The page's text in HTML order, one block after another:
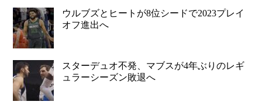
ウルブズとヒートが8位シードで2023プレイ
オフ進出へ
スターデュオ不発、マブスが4年ぶりのレギ
ュラーシーズン敗退へ